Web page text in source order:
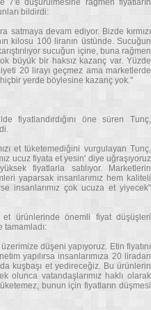
bildirdi:
satmaya devam ediyor. Bizde kırmızı
kilosu 100 liranın üstünde. Sucuğun
sucuğun içine, buna rağmen
büyük bir haksız kazanç var. Yüzde
20 lirayı geçmez ama marketlerde
hiçbir yerde böylesine kazanç yok."
fiyatlandırdığını öne süren Tunç,
et tüketemediğini vurgulayan Tunç,
ucuz fiyata et yesin' diye uğraşıyoruz
fiyatlarla satılıyor. Marketlerin
yaparsak insanlarımız hem kaliteli
insanlarımız çok ucuza et yiyecek"
ürünlerinde önemli fiyat düşüşleri
tamamladı:
düşeni yapıyoruz. Etin fiyatını
yapılırsa insanlarımıza 20 liradan
kuşbaşı et yedireceğiz. Bu ürünlerin
olunca vatandaşlarımız haklı olarak
bunun için fiyatların düşmesi